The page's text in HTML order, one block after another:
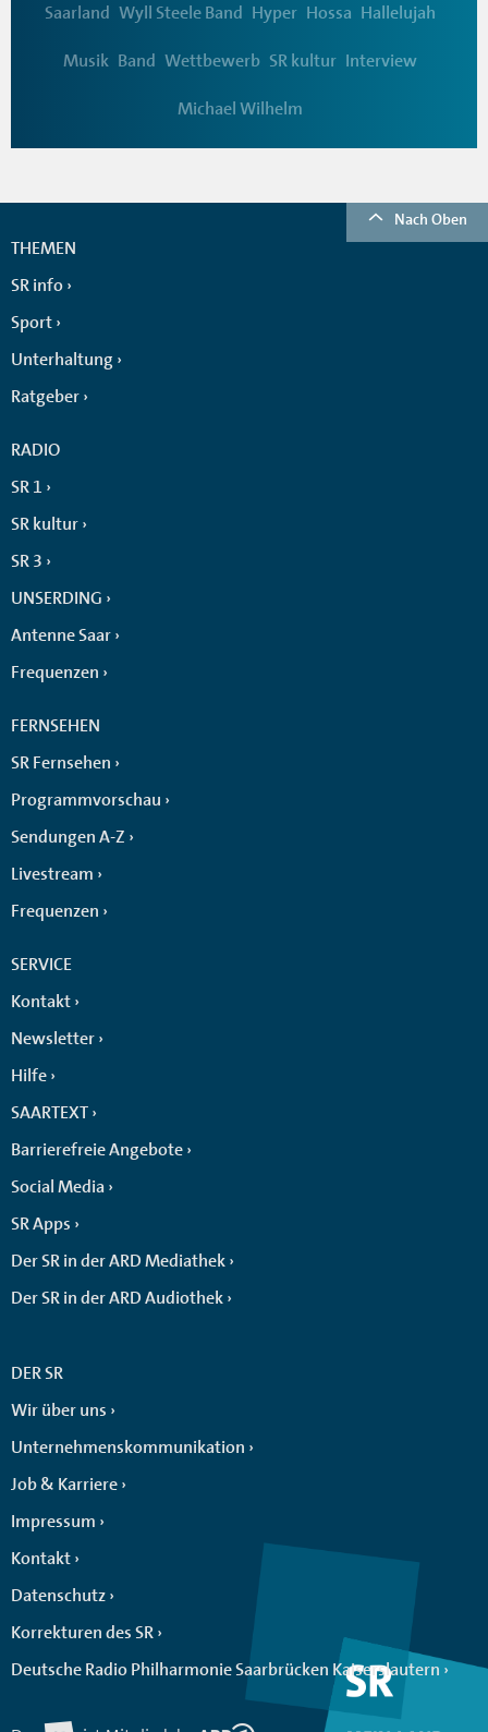
Saarland Wyll Steele Band Hyper Hossa Hallelujah
Musik Band Wettbewerb SR kultur Interview
Michael Wilhelm
Nach Oben
THEMEN
SR info
Sport
Unterhaltung
Ratgeber
RADIO
SR 1
SR kultur
SR 3
UNSERDING
Antenne Saar
Frequenzen
FERNSEHEN
SR Fernsehen
Programmvorschau
Sendungen A-Z
Livestream
Frequenzen
SERVICE
Kontakt
Newsletter
Hilfe
SAARTEXT
Barrierefreie Angebote
Social Media
SR Apps
Der SR in der ARD Mediathek
Der SR in der ARD Audiothek
DER SR
Wir über uns
Unternehmenskommunikation
Job & Karriere
Impressum
Kontakt
Datenschutz
Korrekturen des SR
Deutsche Radio Philharmonie Saarbrücken Kaiserslautern